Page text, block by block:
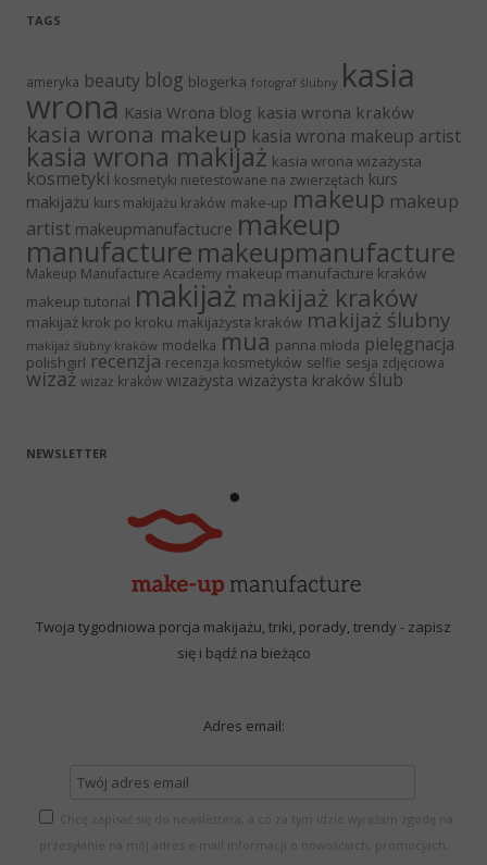
TAGS
ameryka beauty blog blogerka fotograf ślubny kasia
wrona Kasia Wrona blog kasia wrona kraków
kasia wrona makeup kasia wrona makeup artist
kasia wrona makijaż kasia wrona wizażysta
kosmetyki kosmetyki nietestowane na zwierzętach kurs
makijażu kurs makijażu kraków make-up makeup makeup
artist makeupmanufactucre makeup
manufacture makeupmanufacture
Makeup Manufacture Academy makeup manufacture kraków
makeup tutorial makijaż makijaż kraków
makijaż krok po kroku makijażysta kraków makijaż ślubny
makijaż ślubny kraków modelka mua panna młoda pielęgnacja
polishgirl recenzja recenzja kosmetyków selfie sesja zdjęciowa
wizaż wizaż kraków wizażysta wizażysta kraków ślub
NEWSLETTER
Twoja tygodniowa porcja makijażu, triki, porady, trendy - zapisz
się i bądź na bieżąco
Adres email:
Chcę zapisać się do newslettera, a co za tym idzie wyrażam zgodę na
przesyłanie na mój adres e-mail informacji o nowościach, promocjach,